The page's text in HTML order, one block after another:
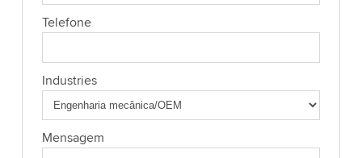
Telefone
Industries
Mensagem